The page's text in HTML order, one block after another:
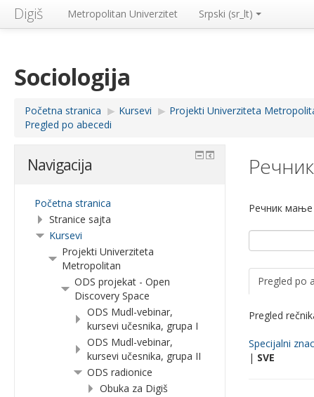
Digiš Metropolitan Univerzitet Srpski ‎(sr_lt)‎
Sociologija
Početna stranica ▶︎ Kursevi ▶︎ Projekti Univerziteta
Pregled po abecedi
Речник
Речник мање
Pregled po
Pregled
Specijalni
| SVE
Navigacija
Početna stranica
Stranice sajta
Kursevi
Projekti Univerziteta
Metropolitan
ODS projekat - Open
Discovery Space
ODS Mudl-vebinar,
kursevi učesnika, grupa I
ODS Mudl-vebinar,
kursevi učesnika, grupa II
ODS radionice
Obuka za Digiš